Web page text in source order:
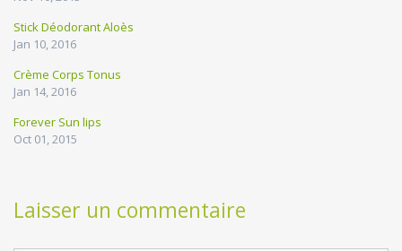
Stick Déodorant Aloès
Jan 10, 2016
Crème Corps Tonus
Jan 14, 2016
Forever Sun lips
Oct 01, 2015
Laisser un commentaire